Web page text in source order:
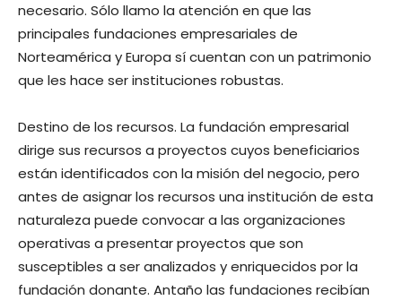
necesario. Sólo llamo la atención en que las
principales fundaciones empresariales de
Norteamérica y Europa sí cuentan con un patrimonio
que les hace ser instituciones robustas.
Destino de los recursos. La fundación empresarial
dirige sus recursos a proyectos cuyos beneficiarios
están identificados con la misión del negocio, pero
antes de asignar los recursos una institución de esta
naturaleza puede convocar a las organizaciones
operativas a presentar proyectos que son
susceptibles a ser analizados y enriquecidos por la
fundación donante. Antaño las fundaciones recibían